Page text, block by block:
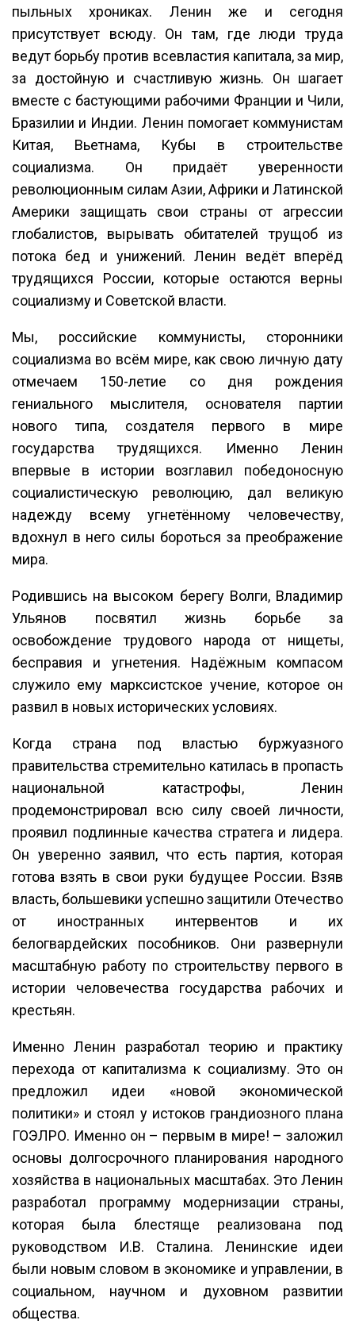
пыльных хрониках. Ленин же и сегодня
присутствует всюду. Он там, где люди труда
ведут борьбу против всевластия капитала, за мир,
за достойную и счастливую жизнь. Он шагает
вместе с бастующими рабочими Франции и Чили,
Бразилии и Индии. Ленин помогает коммунистам
Китая, Вьетнама, Кубы в строительстве
социализма. Он придаёт уверенности
революционным силам Азии, Африки и Латинской
Америки защищать свои страны от агрессии
глобалистов, вырывать обитателей трущоб из
потока бед и унижений. Ленин ведёт вперёд
трудящихся России, которые остаются верны
социализму и Советской власти.
Мы, российские коммунисты, сторонники
социализма во всём мире, как свою личную дату
отмечаем 150-летие со дня рождения
гениального мыслителя, основателя партии
нового типа, создателя первого в мире
государства трудящихся. Именно Ленин
впервые в истории возглавил победоносную
социалистическую революцию, дал великую
надежду всему угнетённому человечеству,
вдохнул в него силы бороться за преображение
мира.
Родившись на высоком берегу Волги, Владимир
Ульянов посвятил жизнь борьбе за
освобождение трудового народа от нищеты,
бесправия и угнетения. Надёжным компасом
служило ему марксистское учение, которое он
развил в новых исторических условиях.
Когда страна под властью буржуазного
правительства стремительно катилась в пропасть
национальной катастрофы, Ленин
продемонстрировал всю силу своей личности,
проявил подлинные качества стратега и лидера.
Он уверенно заявил, что есть партия, которая
готова взять в свои руки будущее России. Взяв
власть, большевики успешно защитили Отечество
от иностранных интервентов и их
белогвардейских пособников. Они развернули
масштабную работу по строительству первого в
истории человечества государства рабочих и
крестьян.
Именно Ленин разработал теорию и практику
перехода от капитализма к социализму. Это он
предложил идеи «новой экономической
политики» и стоял у истоков грандиозного плана
ГОЭЛРО. Именно он – первым в мире! – заложил
основы долгосрочного планирования народного
хозяйства в национальных масштабах. Это Ленин
разработал программу модернизации страны,
которая была блестяще реализована под
руководством И.В. Сталина. Ленинские идеи
были новым словом в экономике и управлении, в
социальном, научном и духовном развитии
общества.